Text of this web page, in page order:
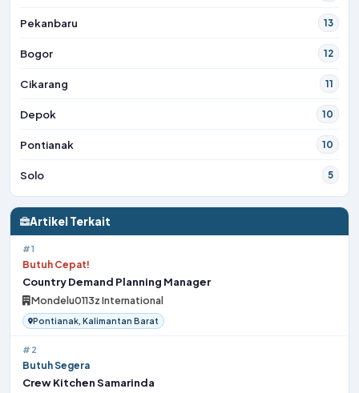
Pekanbaru 13
Bogor 12
Cikarang 11
Depok 10
Pontianak 10
Solo 5
Artikel Terkait
#1
Butuh Cepat!
Country Demand Planning Manager
Mondelu0113z International
Pontianak, Kalimantan Barat
#2
Butuh Segera
Crew Kitchen Samarinda